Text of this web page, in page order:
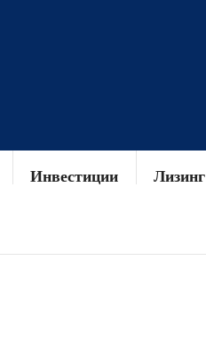
Инвестиции Лизинг